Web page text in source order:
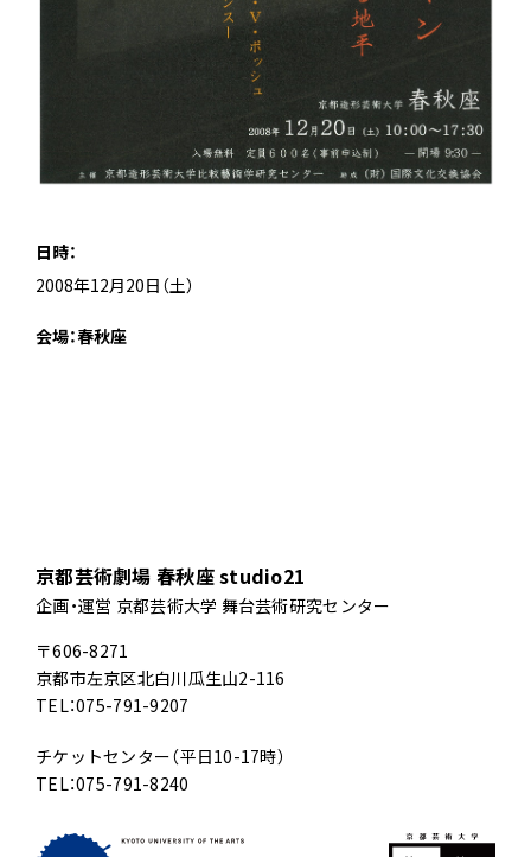
日時：
2008年12月20日（土）
会場：春秋座
京都芸術劇場 春秋座 studio21
企画・運営 京都芸術大学 舞台芸術研究センター
〒606-8271
京都市左京区北白川瓜生山2-116
TEL：075-791-9207
チケットセンター（平日10-17時）
TEL：075-791-8240